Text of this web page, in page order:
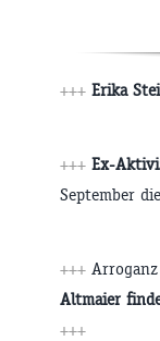
+++ Erika
+++ Ex-
September
+++
Altmaier
+++